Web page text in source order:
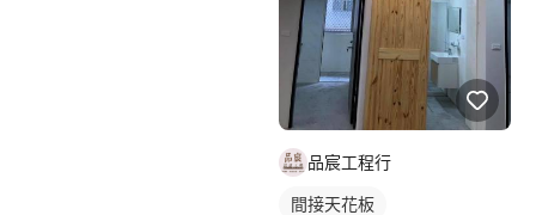
品宸工程行
間接天花板